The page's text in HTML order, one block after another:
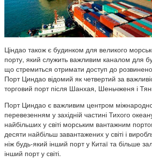
Ціндао також є будинком для великого
порту, який служить важливим каналом для
що стремиться отримати доступ до
Порт Циндао відомий як четвертий за
торговий порт після Шанхая, Шеньчженя і
Порт Циндао є важливим центром міжнародної
перевезенням у західній частині Тихого
найбільших у світі морським вантажним
десяти найбільш завантажених у світі і
ніж будь-який інший порт у Китаї та більше
інший порт у світі.